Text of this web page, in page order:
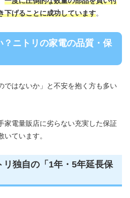
下げることに成功しています。
ニトリの家電の品質・保
ではないか」と不安を抱く方も多い
家電量販店に劣らない充実した保証
ています。
独自の「1年・5年延長保